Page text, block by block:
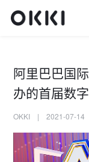
阿里巴巴国
办的首届数
OKKI | 2021-07-14